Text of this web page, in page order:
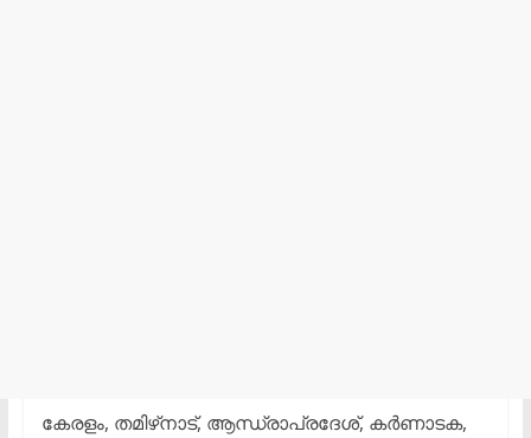
കേരളം, തമിഴ്‌നാട്, ആന്ധ്രാപ്രദേശ്, കർണാടക,